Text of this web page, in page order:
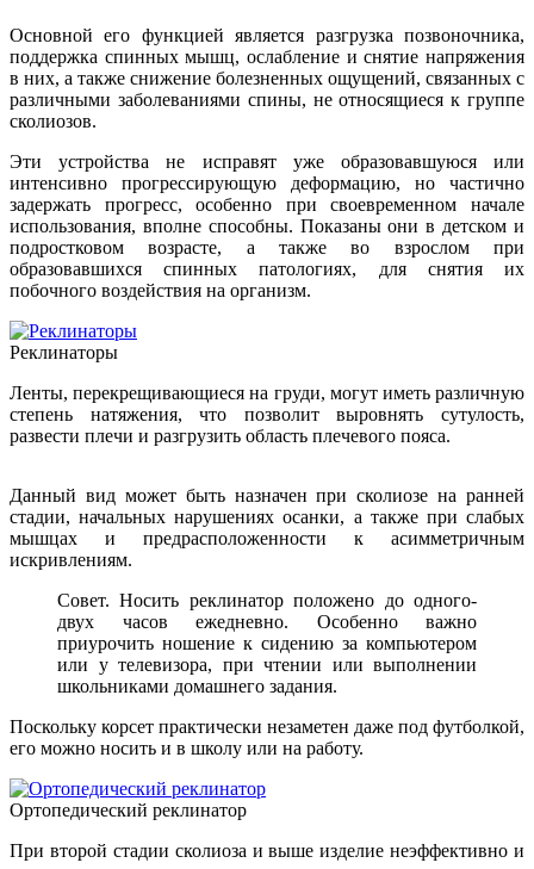
Основной его функцией является разгрузка позвоночника,
поддержка спинных мышц, ослабление и снятие напряжения
в них, а также снижение болезненных ощущений, связанных с
различными заболеваниями спины, не относящиеся к группе
сколиозов.
Эти устройства не исправят уже образовавшуюся или
интенсивно прогрессирующую деформацию, но частично
задержать прогресс, особенно при своевременном начале
использования, вполне способны. Показаны они в детском и
подростковом возрасте, а также во взрослом при
образовавшихся спинных патологиях, для снятия их
побочного воздействия на организм.
Реклинаторы
Ленты, перекрещивающиеся на груди, могут иметь различную
степень натяжения, что позволит выровнять сутулость,
развести плечи и разгрузить область плечевого пояса.
Данный вид может быть назначен при сколиозе на ранней
стадии, начальных нарушениях осанки, а также при слабых
мышцах и предрасположенности к асимметричным
искривлениям.
Совет. Носить реклинатор положено до одного-
двух часов ежедневно. Особенно важно
приурочить ношение к сидению за компьютером
или у телевизора, при чтении или выполнении
школьниками домашнего задания.
Поскольку корсет практически незаметен даже под футболкой,
его можно носить и в школу или на работу.
Ортопедический реклинатор
При второй стадии сколиоза и выше изделие неэффективно и